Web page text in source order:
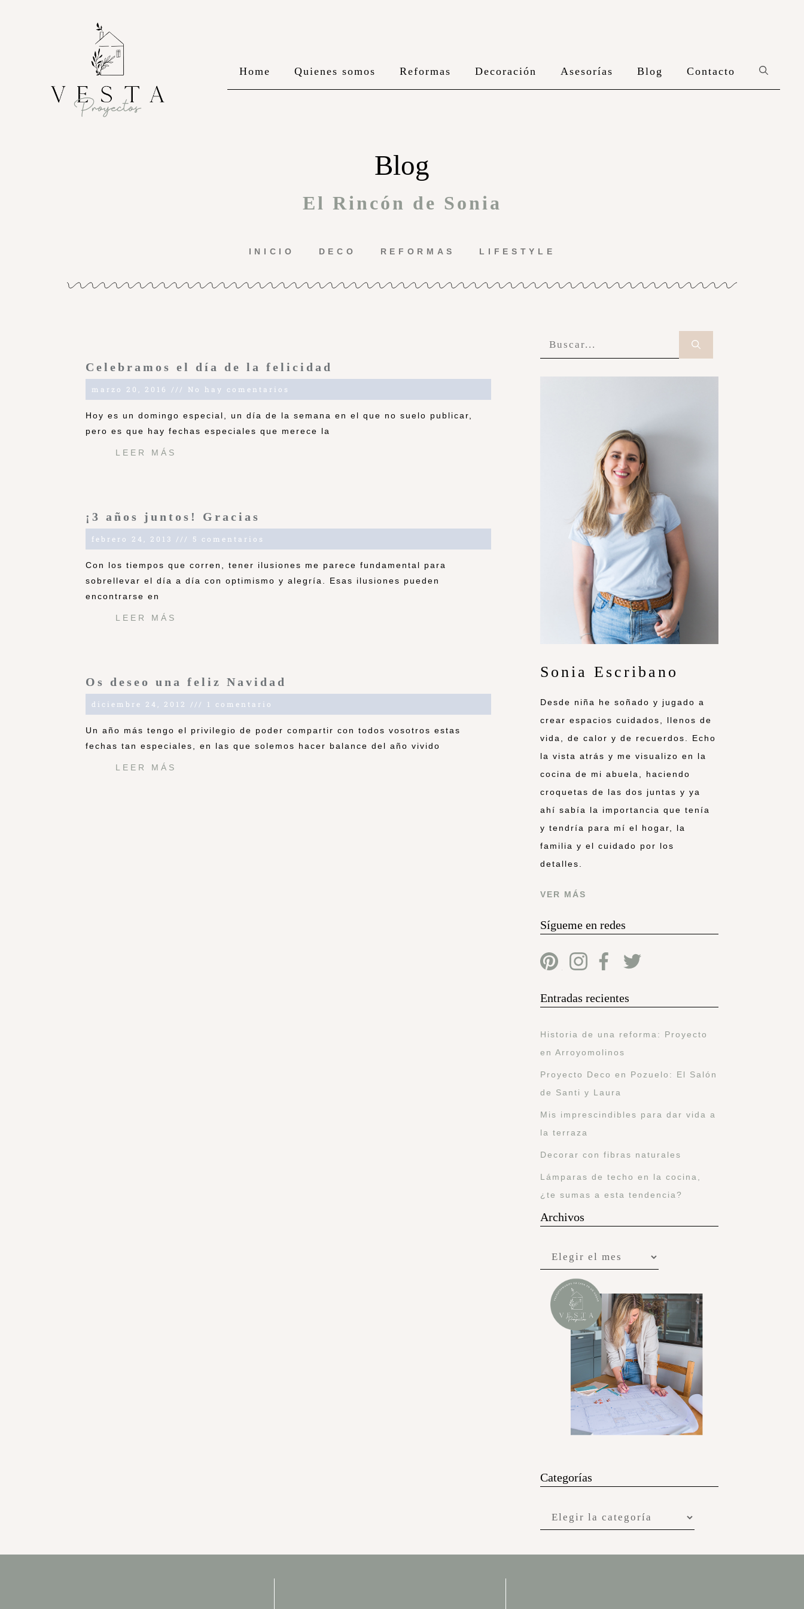
Home Quienes somos Reformas Decoración Asesorías Blog Contacto
Blog
El Rincón de Sonia
INICIO DECO REFORMAS LIFESTYLE
Celebramos el día de la felicidad
marzo 20, 2016 No hay comentarios
Hoy es un domingo especial, un día de la semana en el que no suelo publicar,
pero es que hay fechas especiales que merece la
LEER MÁS
¡3 años juntos! Gracias
febrero 24, 2013 5 comentarios
Con los tiempos que corren, tener ilusiones me parece fundamental para
sobrellevar el día a día con optimismo y alegría. Esas ilusiones pueden
encontrarse en
LEER MÁS
Os deseo una feliz Navidad
diciembre 24, 2012 1 comentario
Un año más tengo el privilegio de poder compartir con todos vosotros estas
fechas tan especiales, en las que solemos hacer balance del año vivido
LEER MÁS
Sonia Escribano
Desde niña he soñado y jugado a
crear espacios cuidados, llenos de
vida, de calor y de recuerdos. Echo
la vista atrás y me visualizo en la
cocina de mi abuela, haciendo
croquetas de las dos juntas y ya
ahí sabía la importancia que tenía
y tendría para mí el hogar, la
familia y el cuidado por los
detalles.
VER MÁS
Sígueme en redes
Entradas recientes
Historia de una reforma: Proyecto
en Arroyomolinos
Proyecto Deco en Pozuelo: El Salón
de Santi y Laura
Mis imprescindibles para dar vida a
la terraza
Decorar con fibras naturales
Lámparas de techo en la cocina,
¿te sumas a esta tendencia?
Archivos
Categorías